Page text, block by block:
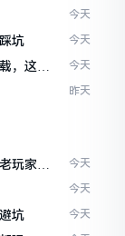
今天
坑 今天
，这几
今天
昨天
玩家来
今天
今天
坑 今天